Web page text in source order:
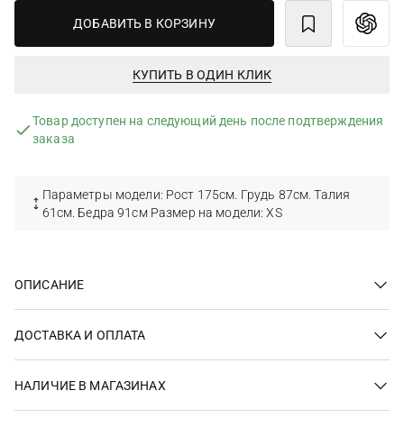
ДОБАВИТЬ В КОРЗИНУ
КУПИТЬ В ОДИН КЛИК
Товар доступен на следующий день после подтверждения
заказа
Параметры модели: Рост 175см. Грудь 87см. Талия
61см. Бедра 91см Размер на модели: XS
ОПИСАНИЕ
ДОСТАВКА И ОПЛАТА
НАЛИЧИЕ В МАГАЗИНАХ